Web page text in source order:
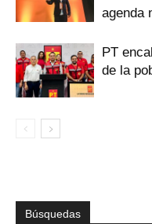
agenda
PT
de la
Búsquedas